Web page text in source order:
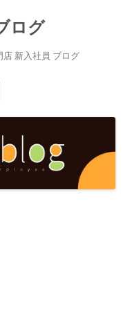
ログ
新入社員 ブログ
ン
へ
ス
キ
ッ
プ